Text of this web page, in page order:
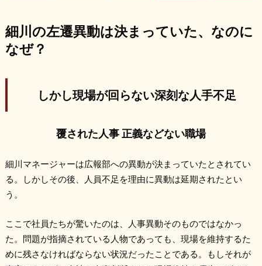
細川の左遷異動は決まっていた、なのに
なぜ？
しかし現場が回らない深刻な人手不足
覆された人事 正義などない職場
細川マネージャーは広報部への異動が決まっていたとされてい
る。しかしその後、人員不足を理由に異動は延期されたとい
う。
ここで社員たちが驚いたのは、人事異動そのものではなかっ
た。問題が指摘されている人物であっても、現場を維持するた
めに残さなければならない状況だったことである。もしそれが